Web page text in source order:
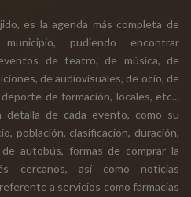
es la agenda más completa de
pudiendo encontrar
de teatro, de música, de
de audiovisuales, de ocio, de
de formación, locales, etc...
detalla de cada evento, como su
población, clasificación, duración,
autobús, formas de comprar la
cercanos, así como noticias
a servicios como farmacias